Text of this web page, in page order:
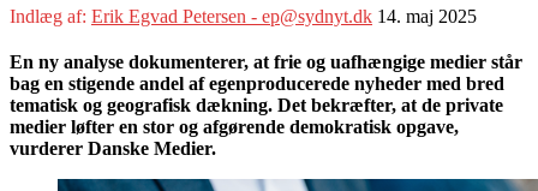
Indlæg af: Erik Egvad Petersen - ep@sydnyt.dk 14. maj 2025
En ny analyse dokumenterer, at frie og uafhængige medier står
bag en stigende andel af egenproducerede nyheder med bred
tematisk og geografisk dækning. Det bekræfter, at de private
medier løfter en stor og afgørende demokratisk opgave,
vurderer Danske Medier.